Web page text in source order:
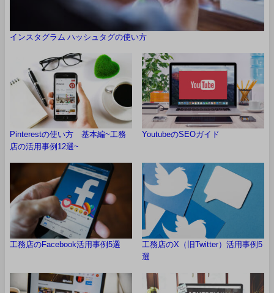
インスタグラム ハッシュタグの使い方
Pinterestの使い方 基本編~工務
店の活用事例12選~
YoutubeのSEOガイド
工務店のFacebook活用事例5選
工務店のX（旧Twitter）活用事例5
選